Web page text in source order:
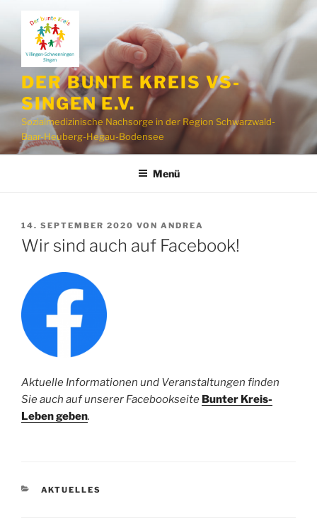
springen
DER BUNTE KREIS VS-
SINGEN E.V.
Sozialmedizinische Nachsorge in der Region Schwarzwald-
Baar-Heuberg-Hegau-Bodensee
Menü
VERÖFFENTLICHT
AM
14. SEPTEMBER 2020 VON ANDREA
Wir sind auch auf Facebook!
Aktuelle Informationen und Veranstaltungen finden
Sie auch auf unserer Facebookseite Bunter Kreis-
Leben geben.
KATEGORIEN
AKTUELLES